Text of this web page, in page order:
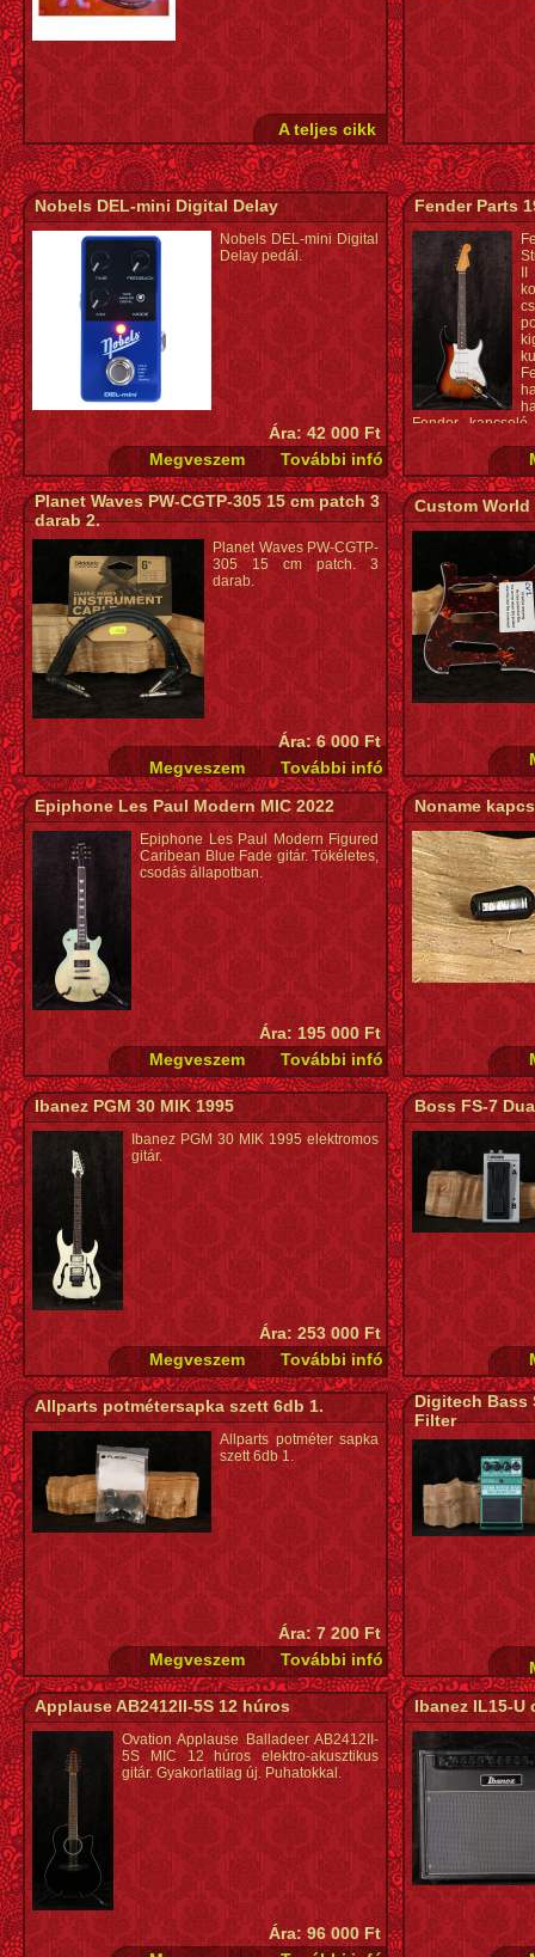
A teljes cikk
Nobels DEL-mini Digital Delay
Nobels DEL-mini Digital
Delay pedál.
Ára: 42 000 Ft
Fender Parts
Fender
tartozék. Fender
Planet Waves PW-CGTP-305 15 cm patch 3
darab 2.
Planet Waves PW-CGTP-
305 15 cm patch. 3
darab.
Ára: 6 000 Ft
Custom World
Epiphone Les Paul Modern MIC 2022
Epiphone Les Paul Modern Figured
Caribean Blue Fade gitár. Tökéletes,
csodás állapotban.
Ára: 195 000 Ft
Noname
Ibanez PGM 30 MIK 1995
Ibanez PGM 30 MIK 1995 elektromos
gitár.
Ára: 253 000 Ft
Boss FS-7
Allparts potmétersapka szett 6db 1.
Allparts potméter sapka
szett 6db 1.
Ára: 7 200 Ft
Digitech Bass
Filter
Applause AB2412II-5S 12 húros
Ovation Applause Balladeer AB2412II-
5S MIC 12 húros elektro-akusztikus
gitár. Gyakorlatilag új. Puhatokkal.
Ára: 96 000 Ft
Ibanez IL15-U